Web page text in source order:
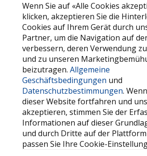
Wenn Sie auf «Alle Cookies
klicken, akzeptieren Sie die
Cookies auf Ihrem Gerät durch
Partner, um die Navigation auf
verbessern, deren Verwendung
und zu unseren
beizutragen.Allgemeine
Geschäftsbedingungen und
Datenschutzbestimmungen.
dieser Website fortfahren und
akzeptieren, stimmen Sie der
Informationen auf dieser
und durch Dritte auf der
passen Sie Ihre Cookie-
Unser Angebot
Allgemeine Geschäftsbedingungen
Datenschutzbestimmungen
SERVICE
Kontaktieren Sie uns
Meine Favoriten
Cookie